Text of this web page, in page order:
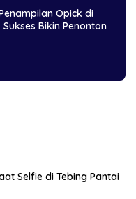
Opick di
Bikin Penonton
Selfie di Tebing Pantai